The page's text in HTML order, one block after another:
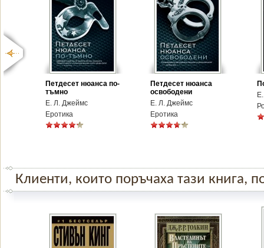
Петдесет нюанса по-
тъмно
Е. Л. Джеймс
Еротика
Петдесет нюанса
освободени
Е. Л. Джеймс
Еротика
Клиенти, които поръчаха тази книга,